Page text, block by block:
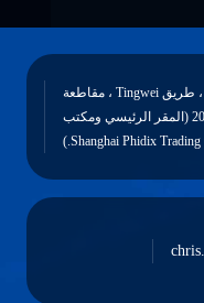
مبنى رقم 21 ، بلوك 9299 ، طريق Tingwei ، مقاطعة
جينشان ، شنغهاي 201505 (المقر الرئيسي ومكتب